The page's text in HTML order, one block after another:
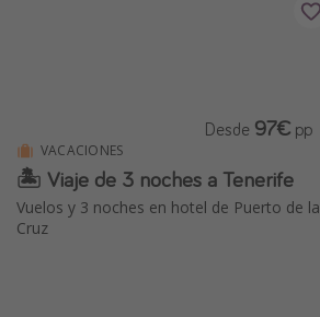
VACACIONES
🏝️ Viaje de 3 noches a Tenerife
Vuelos y 3 noches en hotel de Puerto de la
Cruz
Desde 97€ pp